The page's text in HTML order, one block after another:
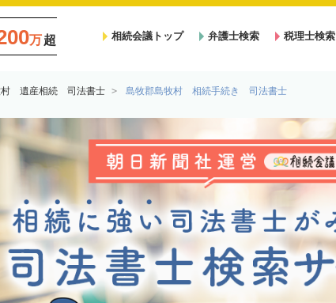
万超 相続会議トップ 弁護士検索 税理士検索
村 遺産相続 司法書士 島牧郡島牧村 相続手続き 司法書士